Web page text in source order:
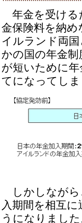
年金を受ける
金保険料を納
イルランド両
かの国の年金
が短いために
てになってし
しかしながら
入期間を相互
うになりまし